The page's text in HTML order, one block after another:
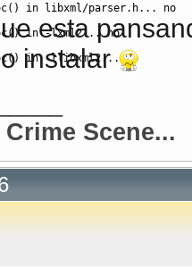
( ) in libxml /parser. h... no
( ) in -lxml2... no
() in -llibxml2... no
esta
instalar
Scene...